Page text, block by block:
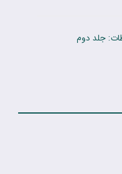
جلد دوم